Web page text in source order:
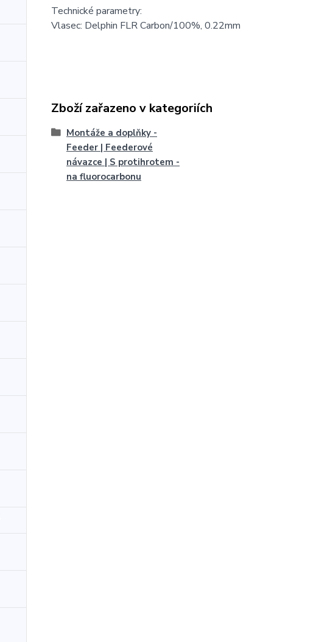
Technické parametry:
Vlasec: Delphin FLR Carbon/100%, 0.22mm
Zboží zařazeno v kategoriích
Montáže a doplňky -
Feeder | Feederové
návazce | S protihrotem -
na fluorocarbonu